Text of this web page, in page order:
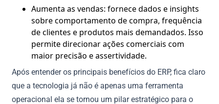
Aumenta as vendas: fornece dados e insights
sobre comportamento de compra, frequência
de clientes e produtos mais demandados. Isso
permite direcionar ações comerciais com
maior precisão e assertividade.
Após entender os principais benefícios do ERP, fica claro
que a tecnologia já não é apenas uma ferramenta
operacional ela se tornou um pilar estratégico para o